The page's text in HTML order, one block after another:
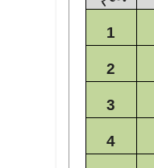
1
2
3
4